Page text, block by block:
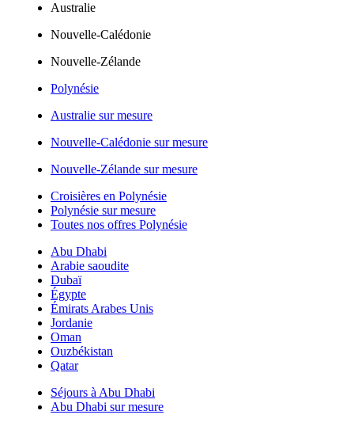
Australie
Nouvelle-Calédonie
Nouvelle-Zélande
Polynésie
Australie sur mesure
Nouvelle-Calédonie sur mesure
Nouvelle-Zélande sur mesure
Croisières en Polynésie
Polynésie sur mesure
Toutes nos offres Polynésie
Abu Dhabi
Arabie saoudite
Dubaï
Égypte
Émirats Arabes Unis
Jordanie
Oman
Ouzbékistan
Qatar
Séjours à Abu Dhabi
Abu Dhabi sur mesure